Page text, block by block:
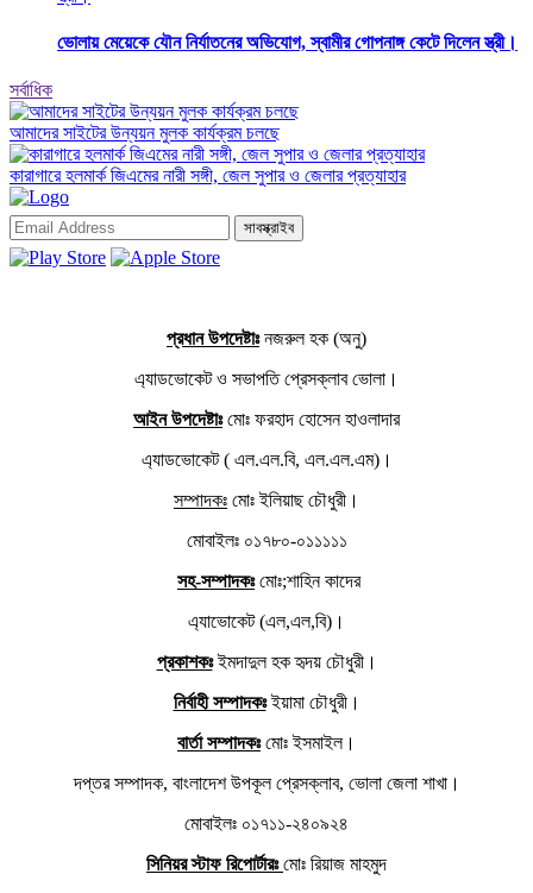
ভোলায় মেয়েকে যৌন নির্যাতনের অভিযোগ, স্বামীর গোপনাঙ্গ কেটে দিলেন স্ত্রী।
সর্বাধিক
আমাদের সাইটের উন্যয়ন মুলক কার্যক্রম চলছে
কারাগারে হলমার্ক জিএমের নারী সঙ্গী, জেল সুপার ও জেলার প্রত্যাহার
সাবস্ক্রাইব
প্রধান উপদেষ্টাঃনজরুল হক (অনু)
এ্যাডভোকেট ও সভাপতি প্রেসক্লাব ভোলা।
আইন উপদেষ্টাঃমোঃ ফরহাদ হোসেন হাওলাদার
এ্যাডভোকেট ( এল.এল.বি, এল.এল.এম)।
সম্পাদকঃ মোঃ ইলিয়াছ চৌধুরী।
মোবাইলঃ ০১৭৮০-০১১১১১
সহ-সম্পাদকঃমোঃ;শাহিন কাদের
এ্যাভোকেট (এল,এল,বি)।
প্রকাশকঃইমদাদুল হক হৃদয় চৌধুরী।
নির্বাহী সম্পাদকঃইয়ামা চৌধুরী।
বার্তা সম্পাদকঃমোঃ ইসমাইল।
দপ্তর সম্পাদক, বাংলাদেশ উপকূল প্রেসক্লাব, ভোলা জেলা শাখা।
মোবাইলঃ ০১৭১১-২৪০৯২৪
সিনিয়র স্টাফ রিপোর্টারঃমোঃ রিয়াজ মাহমুদ